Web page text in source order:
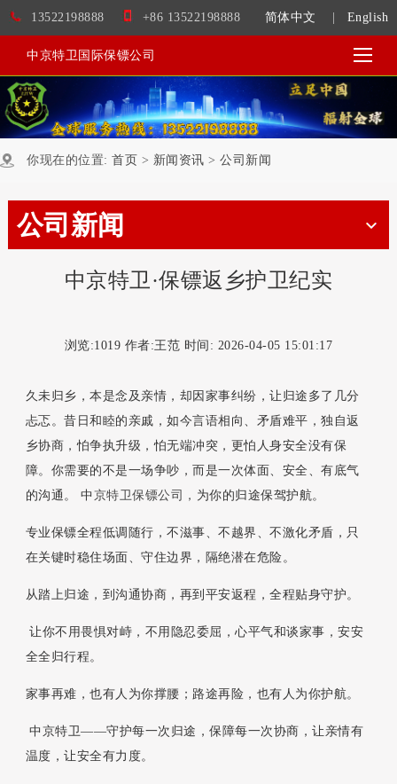
简体中文 English
13522198888 +86 13522198888
中京特卫国际保镖公司
你现在的位置: 首页 > 新闻资讯 > 公司新闻
公司新闻
中京特卫·保镖返乡护卫纪实
浏览:1019 作者:王范 时间: 2026-04-05 15:01:17
久未归乡，本是念及亲情，却因家事纠纷，让归途多了几分
忐忑。昔日和睦的亲戚，如今言语相向、矛盾难平，独自返
乡协商，怕争执升级，怕无端冲突，更怕人身安全没有保
障。你需要的不是一场争吵，而是一次体面、安全、有底气
的沟通。 中 京特卫保镖公司， 为你的归途保驾护航。
专业保镖全程低调随行，不滋事、不越界、不激化矛盾，只
在关键时稳住场面、守住边界，隔绝潜在危险。
从踏上归途，到沟通协商，再到平安返程，全程贴身守护。
让你不用畏惧对峙，不用隐忍委屈，心平气和谈家事，安安
全全归行程。
家事再难，也有人为你撑腰；路途再险，也有人为你护航。
中京特卫——守护每一次归途，保障每一次协商，让亲情有
温度，让安全有力度。